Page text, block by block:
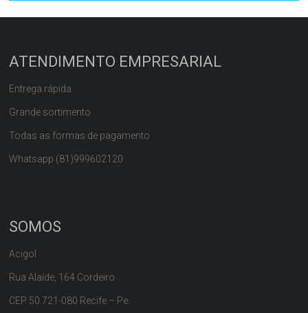
ATENDIMENTO EMPRESARIAL
Entrega rápida
Grande sortimento
Todas as formas de pagamento
Whatsapp (81)999602120
SOMOS
Acigol
Rua Alaíde, 164 Cordeiro
CEP 50.721-080 Recife – Pe.